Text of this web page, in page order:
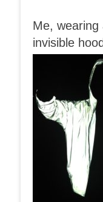
Me, wearing
invisible